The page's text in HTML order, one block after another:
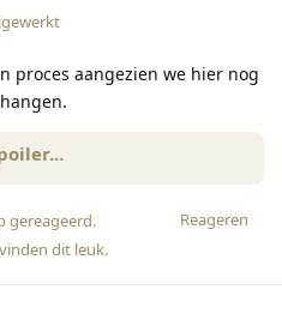
proces aangezien we hier nog
Reageren
gereageerd.
vinden dit leuk.